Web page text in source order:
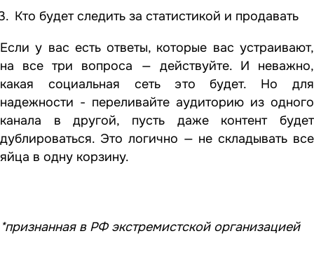
Кто будет следить за статистикой и продавать
Если у вас есть ответы, которые вас устраивают,
на все три вопроса — действуйте. И неважно,
какая социальная сеть это будет. Но для
надежности - переливайте аудиторию из одного
канала в другой, пусть даже контент будет
дублироваться. Это логично — не складывать все
яйца в одну корзину.
*признанная в РФ экстремистской организацией